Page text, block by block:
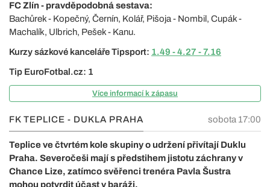
FC Zlín - pravděpodobná sestava:
Bachůrek - Kopečný, Černín, Kolář, Pišoja - Nombil, Cupák -
Machalík, Ulbrich, Pešek - Kanu.
Kurzy sázkové kanceláře Tipsport: 1.49 - 4.27 - 7.16
Tip EuroFotbal.cz: 1
Více informací k zápasu
FK TEPLICE - DUKLA PRAHA sobota 17:00
Teplice ve čtvrtém kole skupiny o udržení přivítají Duklu
Praha. Severočeši mají s předstihem jistotu záchrany v
Chance Lize, zatímco svěřenci trenéra Pavla Šustra
mohou potvrdit účast v baráži.